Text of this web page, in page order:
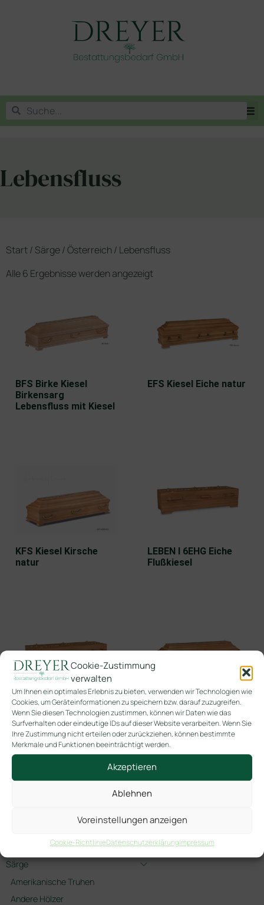
Cookie-Zustimmung
verwalten
Um Ihnen ein optimales Erlebnis zu bieten, verwenden wir Technologien wie
Cookies, um Geräteinformationen zu speichern bzw. darauf zuzugreifen.
Wenn Sie diesen Technologien zustimmen, können wir Daten wie das
Surfverhalten oder eindeutige IDs auf dieser Website verarbeiten. Wenn Sie
Ihre Zustimmung nicht erteilen oder zurückziehen, können bestimmte
Merkmale und Funktionen beeinträchtigt werden.
Akzeptieren
Ablehnen
Voreinstellungen anzeigen
Cookie-RichtlinieDatenschutzerklärungImpressum
Lebensfluss
Start/ Särge/Österreich/ Lebensfluss
Alle 6 Ergebnisse werden angezeigt
BFS Birke Kiesel
Birkensarg
Lebensfluss mit Kiesel
EFS Kiesel Eiche natur
KFS Kiesel Kirsche
natur
LEBEN I 6EHG Eiche
Flußkiesel
LEBEN I GS Eiche
Flußkiesel
LFS LÄRCHE Kiesel
-> ! Neuheiten !
Heimatruhe
Särge
Amerikanische Truhen
Andere Hölzer